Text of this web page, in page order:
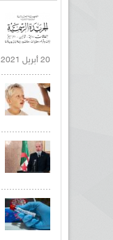
20 أبريل 2021 |